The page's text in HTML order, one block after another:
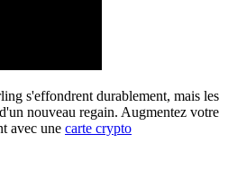
s'effondrent durablement, mais les
nouveau regain. Augmentez votre
avec une carte crypto